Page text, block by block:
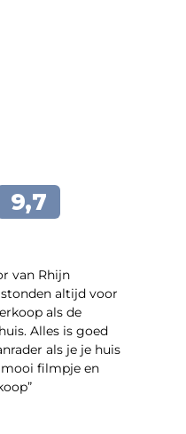
van Rhijn
altijd voor
als de
Alles is goed
als je je huis
mooi filmpje en